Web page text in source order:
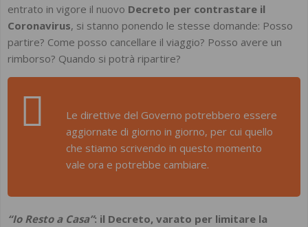
entrato in vigore il nuovo Decreto per contrastare il
Coronavirus, si stanno ponendo le stesse domande: Posso
partire? Come posso cancellare il viaggio? Posso avere un
rimborso? Quando si potrà ripartire?
Le direttive del Governo potrebbero essere
aggiornate di giorno in giorno, per cui quello
che stiamo scrivendo in questo momento
vale ora e potrebbe cambiare.
“Io Resto a Casa”: il Decreto, varato per limitare la